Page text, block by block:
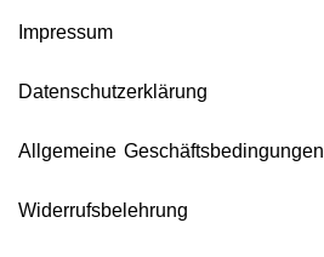
Impressum
Datenschutzerklärung
Allgemeine Geschäftsbedingungen
Widerrufsbelehrung